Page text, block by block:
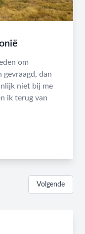
om
gevraagd, dan
niet bij me
ik terug van
Volgende